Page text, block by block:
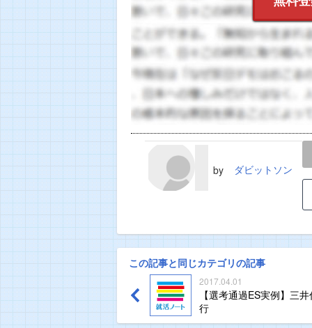
by ダビットソン
LINE
この記事と同じカテゴリの記事
2017.04.01
【選考通過ES実例】三
行